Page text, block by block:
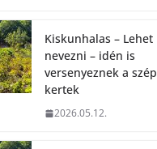
Kiskunhalas – Lehet
nevezni – idén is
versenyeznek a szép
kertek
2026.05.12.